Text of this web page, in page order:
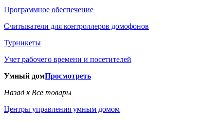
Программное обеспечение
Считыватели для контроллеров домофонов
Турникеты
Учет рабочего времени и посетителей
Умный домПросмотреть
Назад к Все товары
Центры управления умным домом